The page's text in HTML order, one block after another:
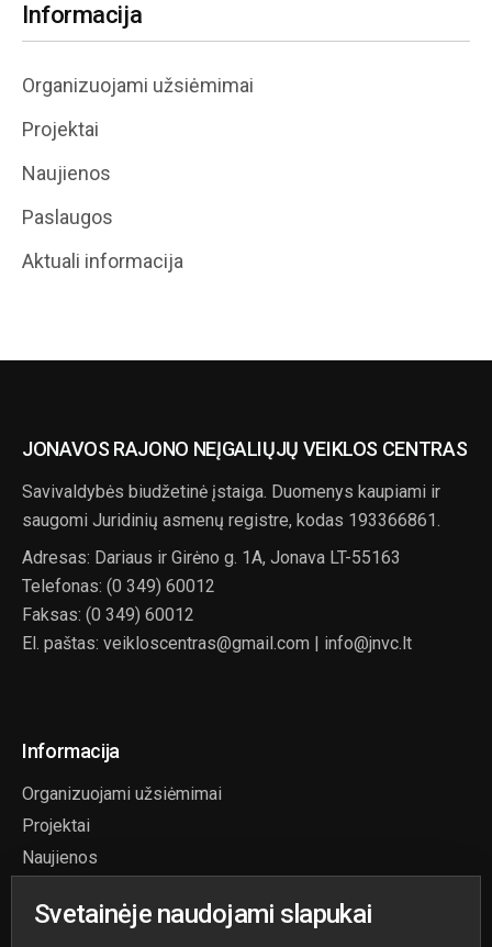
Svetainėje naudojami slapukai
Informacija
Organizuojami užsiėmimai
Projektai
Naujienos
Paslaugos
Aktuali informacija
JONAVOS RAJONO NEĮGALIŲJŲ VEIKLOS CENTRAS
Savivaldybės biudžetinė įstaiga. Duomenys kaupiami ir
saugomi Juridinių asmenų registre, kodas 193366861.
Adresas: Dariaus ir Girėno g. 1A, Jonava LT-55163
Telefonas: (0 349) 60012
Faksas: (0 349) 60012
El. paštas: veikloscentras@gmail.com | info@jnvc.lt
Informacija
Organizuojami užsiėmimai
Projektai
Naujienos
Aktuali informacija